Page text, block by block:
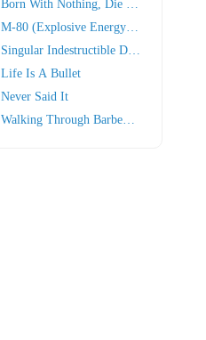
Born With Nothing, Die With Everything
M-80 (Explosive Energy Movement)
Singular Indestructible Droid
Life Is A Bullet
Never Said It
Walking Through Barbed Wire